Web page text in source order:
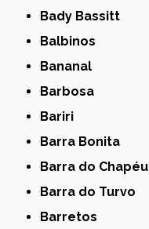
Bady Bassitt
Balbinos
Bananal
Barbosa
Bariri
Barra Bonita
Barra do Chapéu
Barra do Turvo
Barretos